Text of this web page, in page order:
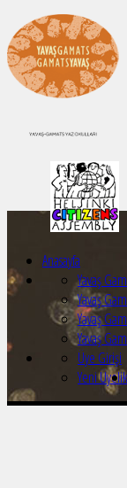
Anasayfa
Yavaş
Yavaş
Yavaş
Yavaş
Üye Girişi
Yeni Üyelik